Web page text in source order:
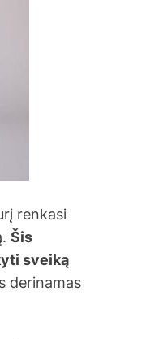
renkasi
Šis
sveiką
derinamas